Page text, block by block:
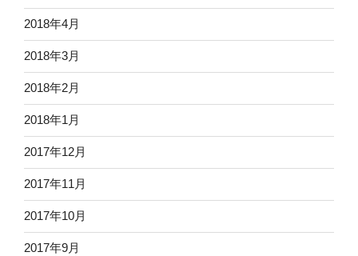
2018年4月
2018年3月
2018年2月
2018年1月
2017年12月
2017年11月
2017年10月
2017年9月